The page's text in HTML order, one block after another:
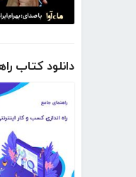
دانلود کتاب